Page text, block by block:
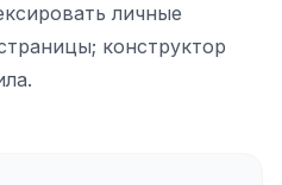
личные
конструктор